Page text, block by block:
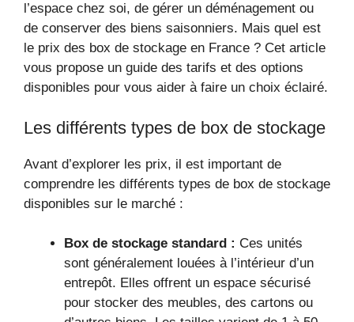
l’espace chez soi, de gérer un déménagement ou
de conserver des biens saisonniers. Mais quel est
le prix des box de stockage en France ? Cet article
vous propose un guide des tarifs et des options
disponibles pour vous aider à faire un choix éclairé.
Les différents types de box de stockage
Avant d’explorer les prix, il est important de
comprendre les différents types de box de stockage
disponibles sur le marché :
Box de stockage standard : Ces unités
sont généralement louées à l’intérieur d’un
entrepôt. Elles offrent un espace sécurisé
pour stocker des meubles, des cartons ou